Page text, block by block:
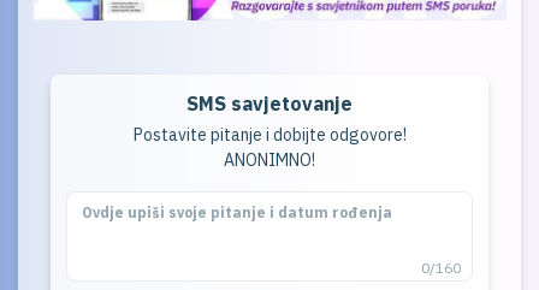
SMS savjetovanje
Postavite pitanje i dobijte odgovore!
ANONIMNO!
0/160